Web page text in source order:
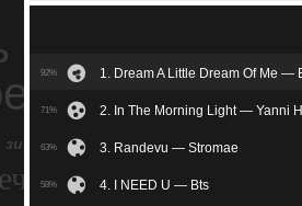
ностальгия
зимний экстрим
92% 1. Dream A Little Dream Of Me —
71% 2. In The Morning Light — Yanni
63% 3. Randevu — Stromae
58% 4. I NEED U — Bts